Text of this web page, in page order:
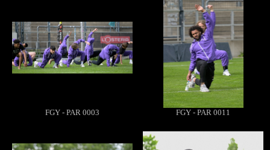
FGY - PAR 0003 FGY - PAR 0011